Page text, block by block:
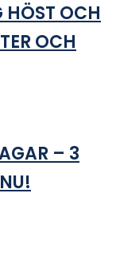
HÖST OCH
OCH
– 3